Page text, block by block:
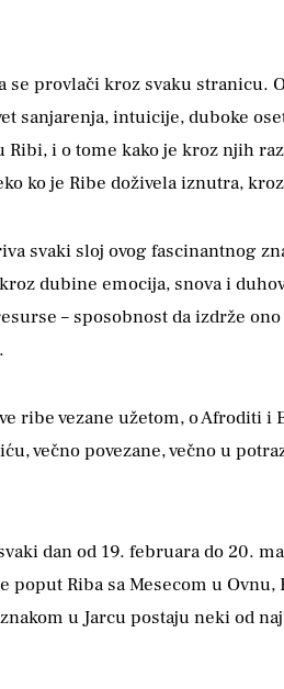
provlači kroz svaku stranicu.
sanjarenja, intuicije, duboke
i o tome kako je kroz njih
ko je Ribe doživela iznutra,
svaki sloj ovog fascinantnog
dubine emocija, snova i
– sposobnost da izdrže
ribe vezane užetom, o Afroditi
večno povezane, večno u
dan od 19. februara do 20.
poput Riba sa Mesecom u
u Jarcu postaju neki od